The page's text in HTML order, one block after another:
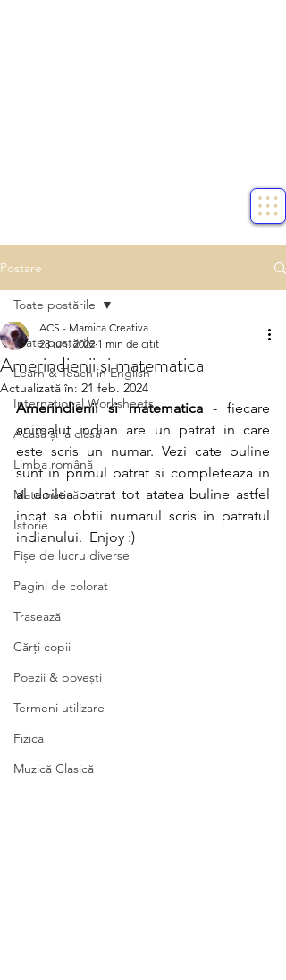
Postare
Toate postările
Learn & Teach in English
International Worksheets
Acasă și la clasă
Limba română
Matematică
Istorie
Fișe de lucru diverse
Pagini de colorat
Trasează
Cărți copii
Poezii & povești
Termeni utilizare
Fizica
Muzică Clasică
Toate postările
Amerindienii si matematica
ACS - Mamica Creativa
28 iun. 2022 1 min de citit
Actualizată în: 21 feb. 2024
Amerindienii si matematica - fiecare
animalut indian are un patrat in care
este scris un numar. Vezi cate buline
sunt in primul patrat si completeaza in
al doilea patrat tot atatea buline astfel
incat sa obtii numarul scris in patratul
indianului.  Enjoy :)